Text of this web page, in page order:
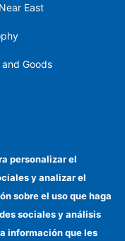
East
Goods
personalizar el
y analizar el
sobre el uso que haga
sociales y análisis
información que les